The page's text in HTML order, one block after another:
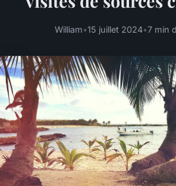
William•15 juillet 2024•7 min